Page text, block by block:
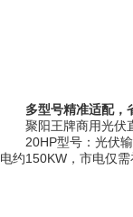
多型号精准适配，
聚阳王牌商用光伏
20HP型号：光伏
电约150KW，市电仅